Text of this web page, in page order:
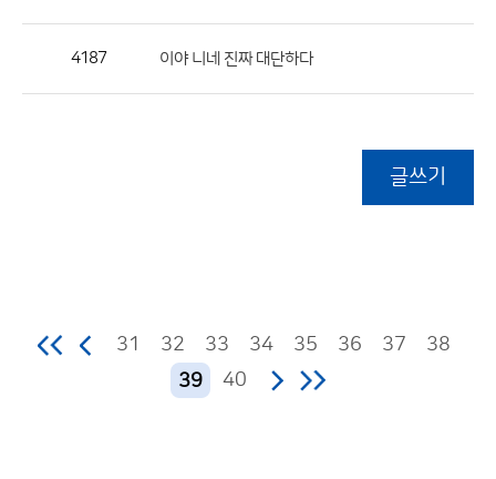
4187 이야 니네 진짜 대단하다
글쓰기
31 32 33 34 35 36 37
38
39
40